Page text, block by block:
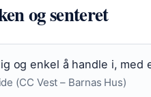
og senteret
og enkel å handle i, med
(CC Vest – Barnas Hus)